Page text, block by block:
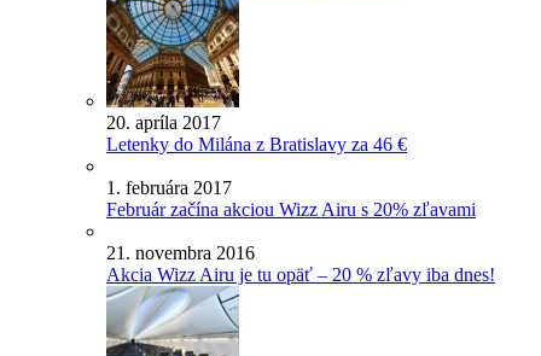
20. apríla 2017
Letenky do Milána z Bratislavy za 46 €
1. februára 2017
Február začína akciou Wizz Airu s 20% zľavami
21. novembra 2016
Akcia Wizz Airu je tu opäť – 20 % zľavy iba dnes!